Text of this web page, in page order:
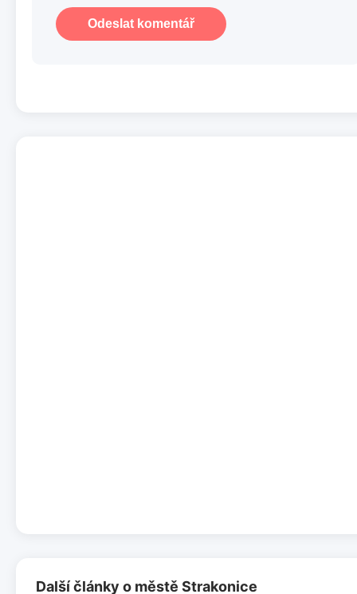
Odeslat komentář
Další články o městě Strakonice